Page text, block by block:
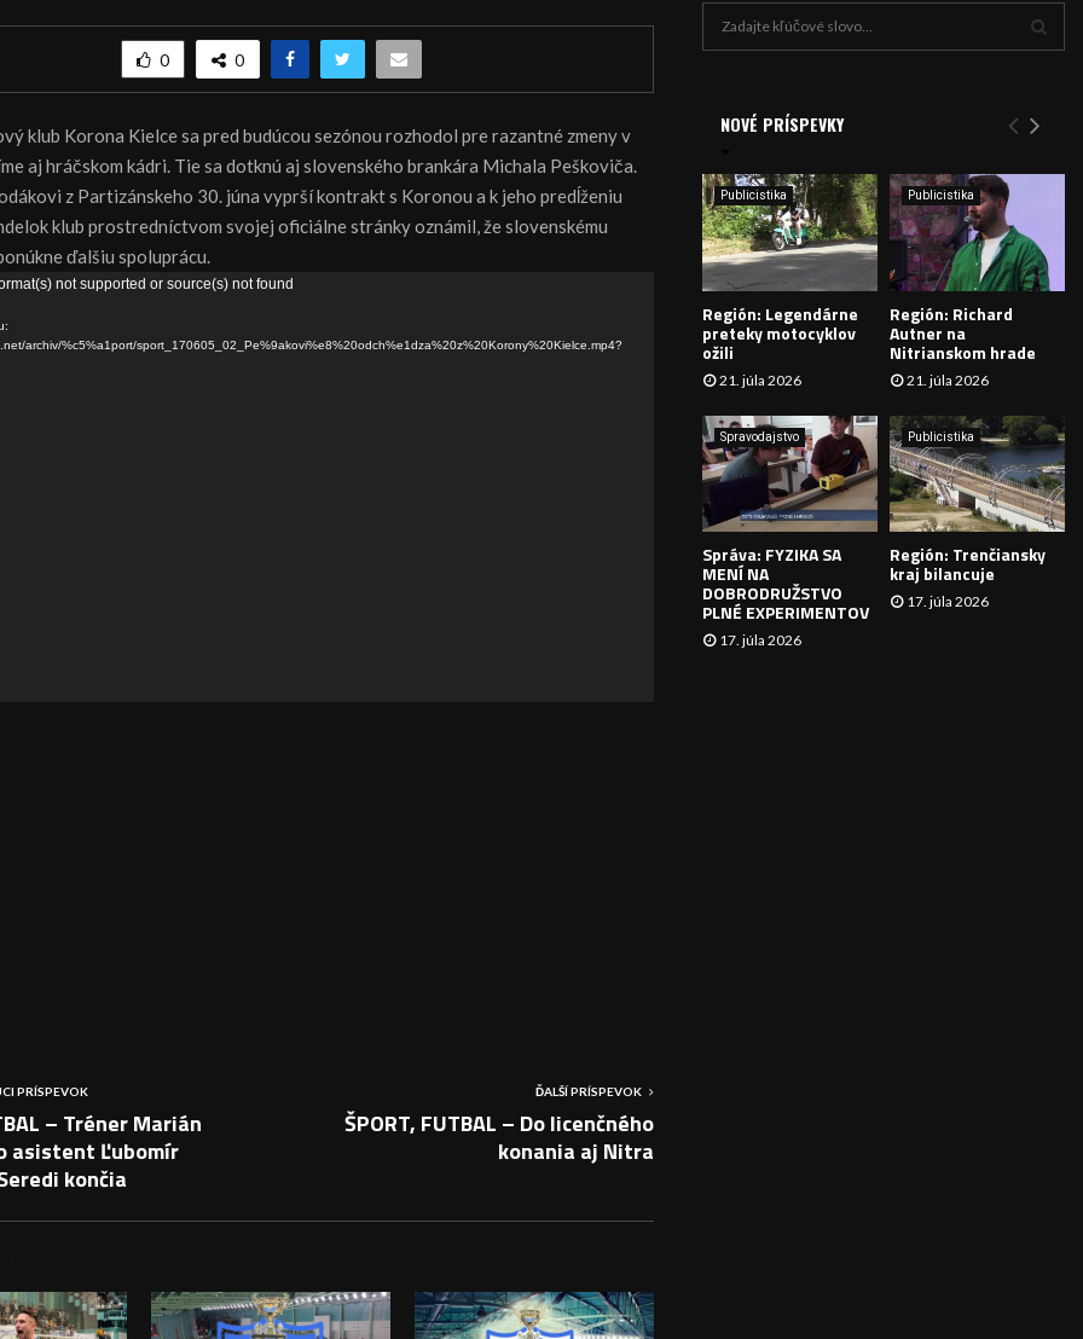
0 0
klub Korona Kielce sa pred budúcou sezónou rozhodol pre razantné zmeny v
aj hráčskom kádri. Tie sa dotknú aj slovenského brankára Michala Peškoviča.
z Partizánskeho 30. júna vyprší kontrakt s Koronou a k jeho predĺženiu
klub prostredníctvom svojej oficiálne stránky oznámil, že slovenskému
ďalšiu spoluprácu.
not supported or source(s) not found
archiv/%c5%a1port/sport_170605_02_Pe%9akovi%e8%20odch%e1dza%20z%20Korony%20Kielce.mp4?
PRÍSPEVOK
– Tréner Marián
asistent Ľubomír
končia
ĎALŠÍ PRÍSPEVOK
ŠPORT, FUTBAL – Do licenčného
konania aj Nitra
e
:
Y
H
A
Á
V
A
N
I
NOVÉ PRÍSPEVKY
Publicistika
Región: Legendárne
preteky motocyklov
ožili
21. júla 2026
Publicistika
Región: Richard
Autner na
Nitrianskom hrade
21. júla 2026
Spravodajstvo
Správa: FYZIKA SA
MENÍ NA
DOBRODRUŽSTVO
PLNÉ EXPERIMENTOV
17. júla 2026
Publicistika
Región: Trenčiansky
kraj bilancuje
17. júla 2026